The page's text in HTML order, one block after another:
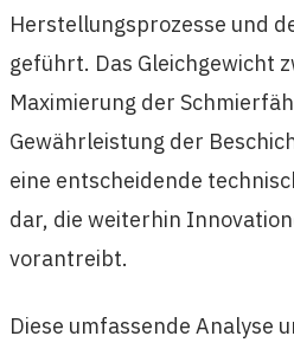
Herstellungsprozesse und
geführt. Das Gleichgewicht
Maximierung der
Gewährleistung der
eine entscheidende
dar, die weiterhin
vorantreibt.
Diese umfassende Analyse